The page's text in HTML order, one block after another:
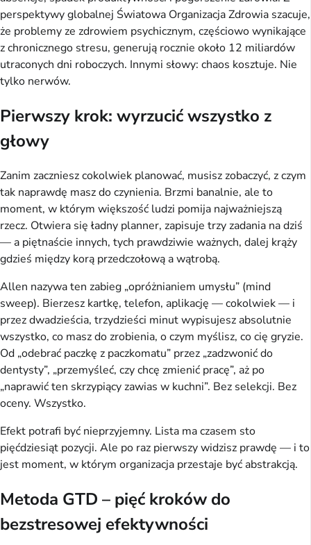
perspektywy globalnej Światowa Organizacja Zdrowia szacuje,
że problemy ze zdrowiem psychicznym, częściowo wynikające
z chronicznego stresu, generują rocznie około 12 miliardów
utraconych dni roboczych. Innymi słowy: chaos kosztuje. Nie
tylko nerwów.
Pierwszy krok: wyrzucić wszystko z
głowy
Zanim zaczniesz cokolwiek planować, musisz zobaczyć, z czym
tak naprawdę masz do czynienia. Brzmi banalnie, ale to
moment, w którym większość ludzi pomija najważniejszą
rzecz. Otwiera się ładny planner, zapisuje trzy zadania na dziś
— a piętnaście innych, tych prawdziwie ważnych, dalej krąży
gdzieś między korą przedczołową a wątrobą.
Allen nazywa ten zabieg „opróżnianiem umysłu” (mind
sweep). Bierzesz kartkę, telefon, aplikację — cokolwiek — i
przez dwadzieścia, trzydzieści minut wypisujesz absolutnie
wszystko, co masz do zrobienia, o czym myślisz, co cię gryzie.
Od „odebrać paczkę z paczkomatu” przez „zadzwonić do
dentysty”, „przemyśleć, czy chcę zmienić pracę”, aż po
„naprawić ten skrzypiący zawias w kuchni”. Bez selekcji. Bez
oceny. Wszystko.
Efekt potrafi być nieprzyjemny. Lista ma czasem sto
pięćdziesiąt pozycji. Ale po raz pierwszy widzisz prawdę — i to
jest moment, w którym organizacja przestaje być abstrakcją.
Metoda GTD – pięć kroków do
bezstresowej efektywności